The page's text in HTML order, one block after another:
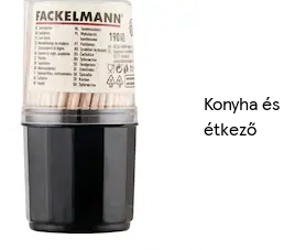
Konyha és
étkező